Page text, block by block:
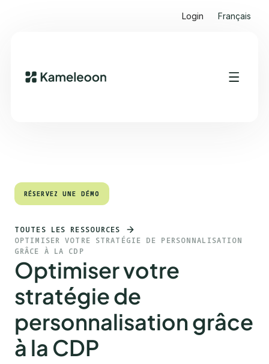
Login Français
Sommaire
RÉSERVEZ UNE DÉMO
RÉSERVEZ UNE DÉMO
TOUTES LES RESSOURCES
OPTIMISER VOTRE STRATÉGIE DE PERSONNALISATION
GRÂCE À LA CDP
Optimiser votre
stratégie de
personnalisation grâce
à la CDP